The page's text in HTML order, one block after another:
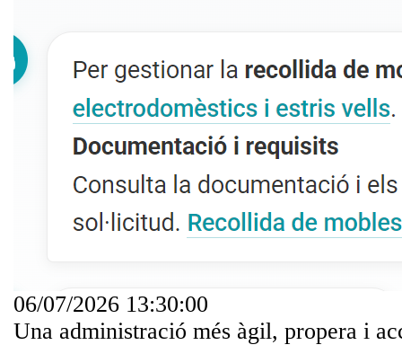
06/07/2026 13:30:00
Una administració més àgil, propera i